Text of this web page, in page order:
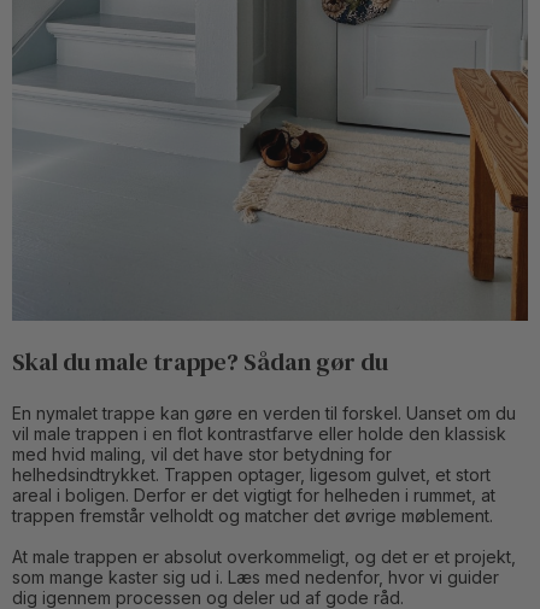
Skal du male trappe? Sådan gør du
En nymalet trappe kan gøre en verden til forskel. Uanset om du
vil male trappen i en flot kontrastfarve eller holde den klassisk
med hvid maling, vil det have stor betydning for
helhedsindtrykket. Trappen optager, ligesom gulvet, et stort
areal i boligen. Derfor er det vigtigt for helheden i rummet, at
trappen fremstår velholdt og matcher det øvrige møblement.
At male trappen er absolut overkommeligt, og det er et projekt,
som mange kaster sig ud i. Læs med nedenfor, hvor vi guider
dig igennem processen og deler ud af gode råd.